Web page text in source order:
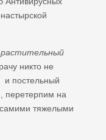
растительный
никто не
и постельный
перетерпим на
самими тяжелыми